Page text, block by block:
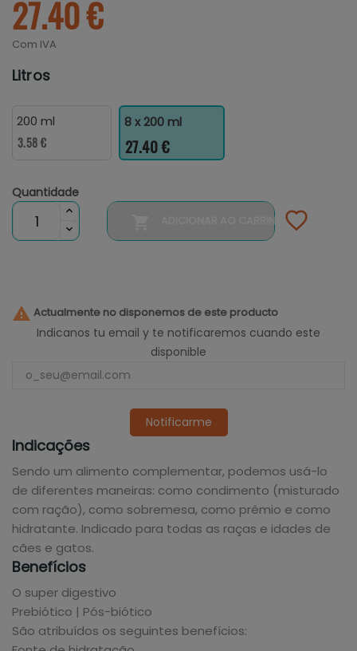
27.40 €
Com IVA
Litros
200 ml
3.58 €
8 x 200 ml
27.40 €
Quantidade
ADICIONAR AO CARRINHO
 Actualmente no disponemos de este producto
Indicanos tu email y te notificaremos cuando este
disponible
Notificarme
Indicações
Sendo um alimento complementar, podemos usá-lo
de diferentes maneiras: como condimento (misturado
com ração), como sobremesa, como prêmio e como
hidratante. Indicado para todas as raças e idades de
cães e gatos.
Benefícios
O super digestivo
Prebiótico | Pós-biótico
São atribuídos os seguintes benefícios: